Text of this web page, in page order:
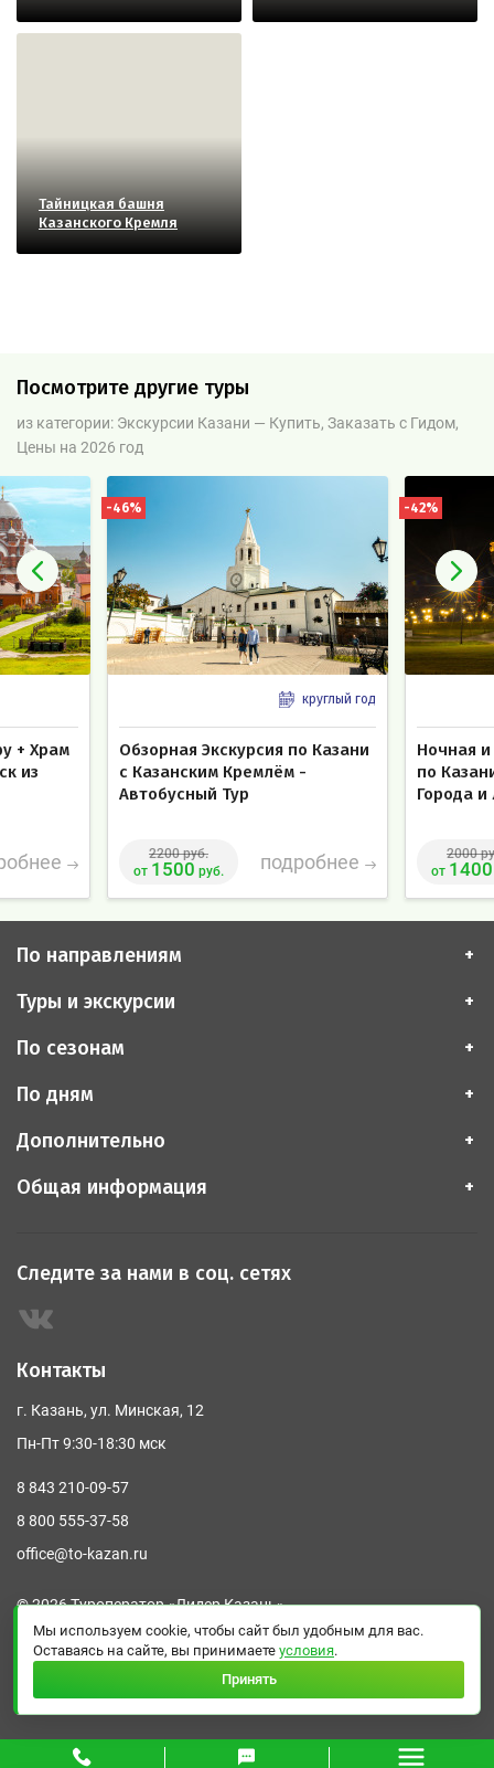
Мы используем cookie, чтобы сайт был удобным для вас.
Оставаясь на сайте, вы принимаете условия.
Принять
Тайницкая башня
Казанского Кремля
Посмотрите другие туры
из категории: Экскурсии Казани — Купить, Заказать с Гидом,
Цены на 2026 год
+ Храм
из
-46%
круглый год
Обзорная Экскурсия по Казани
с Казанским Кремлём -
Автобусный Тур
2200 руб.
от 1500 руб. подробнее
-42%
Ночная и
по
Города
2000
от 1400
Общая информация
Туры и экскурсии
По сезонам
Дополнительно
По дням
По направлениям
© 2026 Туроператор «Лидер Казань»
Политика конфиденциальности
Следите за нами в соц. сетях
Контакты
г. Казань, ул. Минская, 12
Пн-Пт 9:30-18:30 мск
8 843 210-09-57
8 800 555-37-58
office@to-kazan.ru